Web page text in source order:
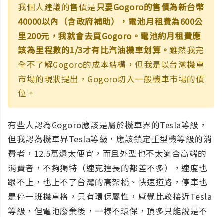
我個人建議的售價是只要Gogoro的售價為新台幣
40000以內（含政府補助），電池月租費為600公
里200元，我就會去買Gogoro。電池約月租費應
該為里程數的1/3才有比汽油機車划算。 雖然我完
全不了解Gogoro的成本結構，但我是以台灣機車
市場的現狀提出，Gogoro切入一般機車市場的價
位。
有些人認為Gogoro應該是屬於機車界的Tesla等級，
但我認為機車界Tesla等級，應該鎖定重型機等級的消
費者，12.5萬還太便宜，而且外型也不太適合高端的
消費者，不夠獨特（速克達長的都差不多），速度也
跟不上，也上不了台灣的高架橋、快速道路，停車也
是停一班機車格，只有環保屬性，感覺比較接近Tesla
等級，但電池廢棄後，一樣不環保，頂多只能說是不